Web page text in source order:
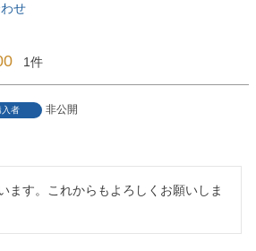
せ
1
入者
非公開
ます。これからもよろしくお願いしま